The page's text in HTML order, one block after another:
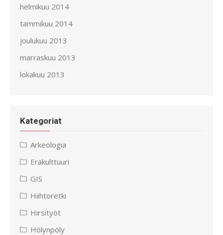
helmikuu 2014
tammikuu 2014
joulukuu 2013
marraskuu 2013
lokakuu 2013
Kategoriat
Arkeologia
Eräkulttuuri
GIS
Hiihtoretki
Hirsityöt
Hölynpöly